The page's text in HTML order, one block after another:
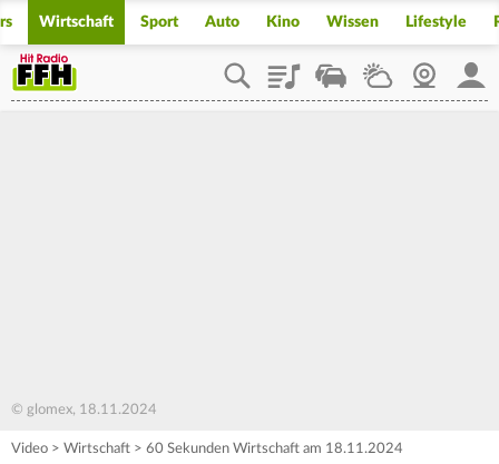
Wirtschaft Sport Auto Kino Wissen Lifestyle
PlaylistStaupilotWetterWebcam
© glomex, 18.11.2024
Video > Wirtschaft > 60 Sekunden Wirtschaft am 18.11.2024